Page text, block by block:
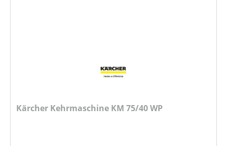
Kärcher Kehrmaschine KM 75/40 WP